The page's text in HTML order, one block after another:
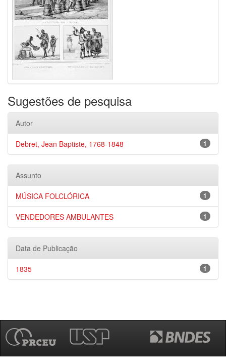
Sugestões de pesquisa
Autor
1
Debret, Jean Baptiste, 1768-1848
Assunto
1
MÚSICA FOLCLÓRICA
1
VENDEDORES AMBULANTES
Data de Publicação
1
1835